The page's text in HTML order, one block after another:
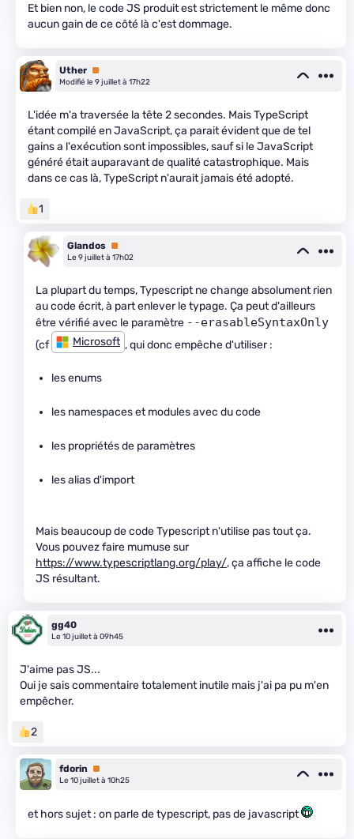
Et bien non, le code JS produit est strictement le même donc
aucun gain de ce côté là c'est dommage.
Uther Premium
Modifié le 9 juillet à 17h22
L'idée m'a traversée la tête 2 secondes. Mais TypeScript
étant compilé en JavaScript, ça parait évident que de tel
gains a l'exécution sont impossibles, sauf si le JavaScript
généré était auparavant de qualité catastrophique. Mais
dans ce cas là, TypeScript n'aurait jamais été adopté.
1
Glandos Premium
Le 9 juillet à 17h02
La plupart du temps, Typescript ne change absolument rien
au code écrit, à part enlever le typage. Ça peut d'ailleurs
être vérifié avec le paramètre --erasableSyntaxOnly
(cf Microsoft , qui donc empêche d'utiliser :
les enums
les namespaces et modules avec du code
les propriétés de paramètres
les alias d'import
Mais beaucoup de code Typescript n'utilise pas tout ça.
Vous pouvez faire mumuse sur
https://www.typescriptlang.org/play/, ça affiche le code
JS résultant.
gg40
Le 10 juillet à 09h45
J'aime pas JS...
Oui je sais commentaire totalement inutile mais j'ai pa pu m'en
empêcher.
2
fdorin
Premium
Le 10 juillet à 10h25
et hors sujet : on parle de typescript, pas de javascript